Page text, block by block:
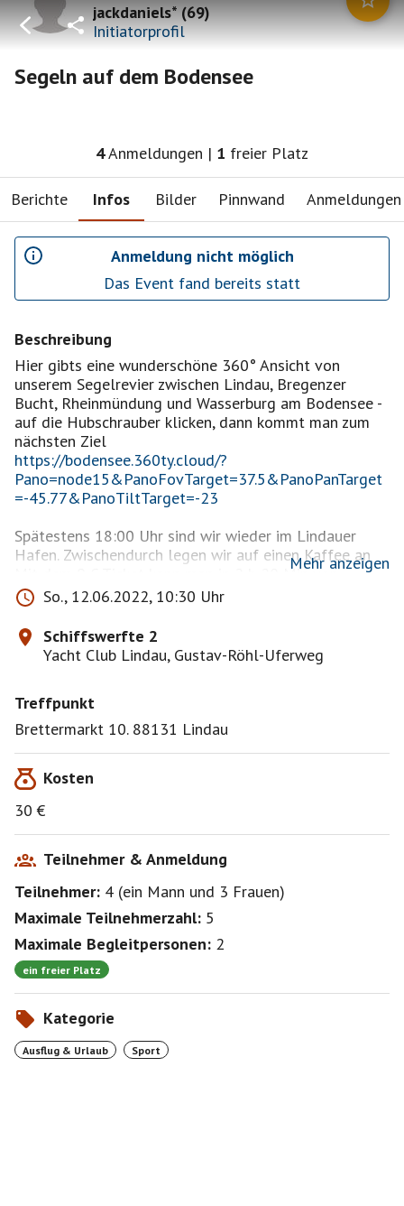
jackdaniels*(69)
Initiatorprofil
Segeln auf dem Bodensee
4Anmeldungen | 1 freier Platz
Berichte Infos Bilder Pinnwand Anmeldungen
Anmeldung nicht möglich
Das Event fand bereits statt
Beschreibung
Hier gibts eine wunderschöne 360° Ansicht von
unserem Segelrevier zwischen Lindau, Bregenzer
Bucht, Rheinmündung und Wasserburg am Bodensee -
auf die Hubschrauber klicken, dann kommt man zum
https://bodensee.360ty.cloud/?
Pano=node15&PanoFovTarget=37.5&PanoPanTarget
=-45.77&PanoTiltTarget=-23
Spätestens 18:00 Uhr sind wir wieder im Lindauer
Hafen. Zwischendurch legen wir auf einen Kaffee an
Mit dem 9 € Ticket kann man in 2 h 20 Min von
München Hbf nach Lindau Insel fahren (ab 7.54 - an
10.15 / zurück 17.46 - 20.04 oder 18.55 - 21.42
Wäre schön, wenn ihr Essen und Getränke für ein
0-lindau/kompakt
kein Problem.
Bei Interesse vermittle ich gerne Grundkenntnisse des
Segelns
Mehr anzeigen
So., 12.06.2022, 10:30 Uhr
Schiffswerfte 2
Yacht Club Lindau, Gustav-Röhl-Uferweg
Treffpunkt
Brettermarkt 10. 88131 Lindau
Kosten
30 €
Teilnehmer & Anmeldung
Teilnehmer: 4 (ein Mann und 3 Frauen)
Maximale Teilnehmerzahl: 5
Maximale Begleitpersonen: 2
ein freier Platz
Kategorie
Ausflug & Urlaub Sport